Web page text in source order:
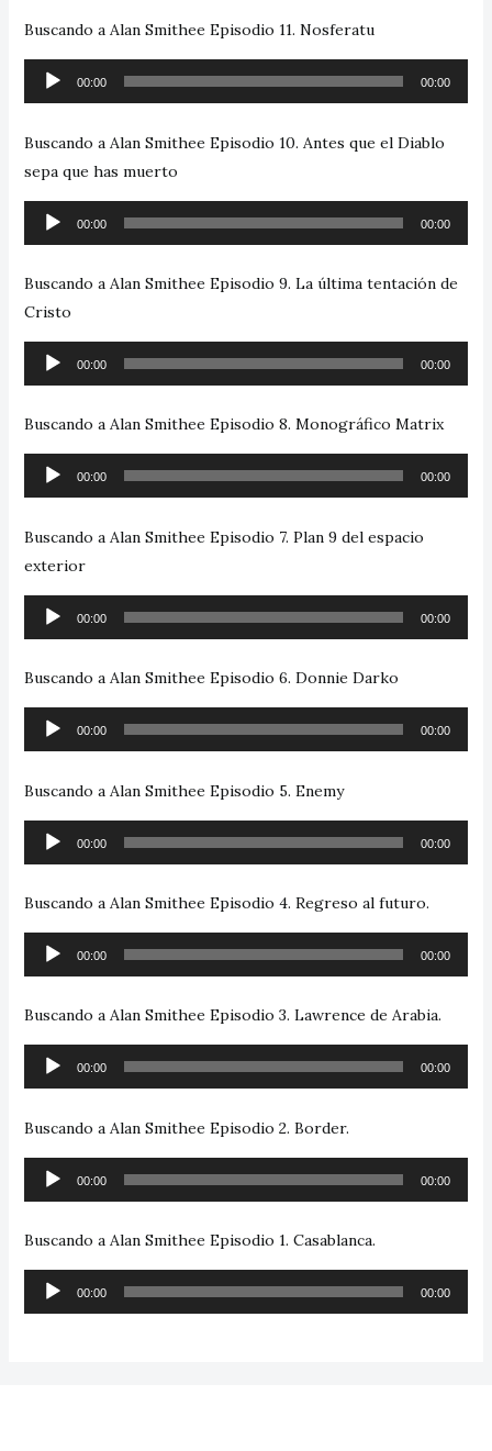
Buscando a Alan Smithee Episodio 11. Nosferatu
Reproductor
de
00:00 00:00
Buscando a Alan Smithee Episodio 10. Antes que el Diablo
sepa que has muerto
Reproductor
de
00:00 00:00
Buscando a Alan Smithee Episodio 9. La última tentación de
Cristo
Reproductor
de
00:00 00:00
Buscando a Alan Smithee Episodio 8. Monográfico Matrix
Reproductor
de
00:00 00:00
Buscando a Alan Smithee Episodio 7. Plan 9 del espacio
exterior
Reproductor
de
00:00 00:00
Buscando a Alan Smithee Episodio 6. Donnie Darko
Reproductor
de
00:00 00:00
Buscando a Alan Smithee Episodio 5. Enemy
Reproductor
de
00:00 00:00
Buscando a Alan Smithee Episodio 4. Regreso al futuro.
Reproductor
de
00:00 00:00
Buscando a Alan Smithee Episodio 3. Lawrence de Arabia.
Reproductor
de
00:00 00:00
Buscando a Alan Smithee Episodio 2. Border.
Reproductor
de
00:00 00:00
Buscando a Alan Smithee Episodio 1. Casablanca.
Reproductor
de
00:00 00:00